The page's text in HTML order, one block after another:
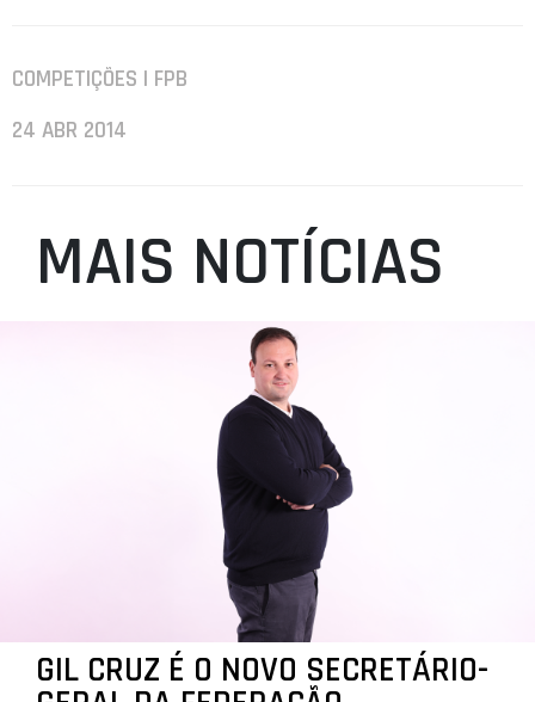
COMPETIÇÕES | FPB
24 ABR 2014
MAIS NOTÍCIAS
GIL CRUZ É O NOVO SECRETÁRIO-